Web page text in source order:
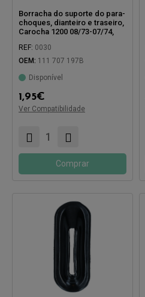
Borracha do suporte do para-
choques, dianteiro e traseiro,
Carocha 1200 08/73-07/74,
Ghia 08/71- dianteiro
REF: 0030
OEM: 111 707 197B
Disponível
1,95€
Ver Compatibilidade
Compatível com:
Comprar